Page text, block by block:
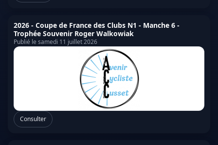
2026 - Coupe de France des Clubs N1 - Manche 6 -
Trophée Souvenir Roger Walkowiak
Publié le samedi 11 juillet 2026
Consulter